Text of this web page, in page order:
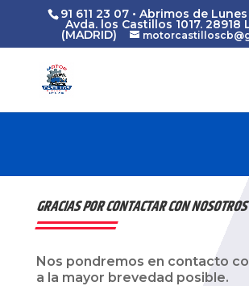
91 611 23 07 • Abrimos de
Avda. los Castillos 1017. 28918
(MADRID)
GRACIAS POR CONTACTAR CON NOSOTROS
Nos pondremos en contacto
a la mayor brevedad posible.